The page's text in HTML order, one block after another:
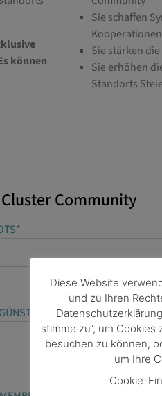
können
Sie schaffen
Kooperationen
Sie stärken
Sie erhöhen
Standorts
Community
FÜR CLUSTER
Diese Website
und zu Ihren
stimme zu“, um
besuchen zu können,
um Ihre
Cookie-